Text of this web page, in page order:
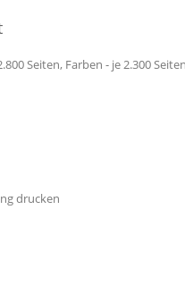
Seiten, Farben - je 2.300
drucken